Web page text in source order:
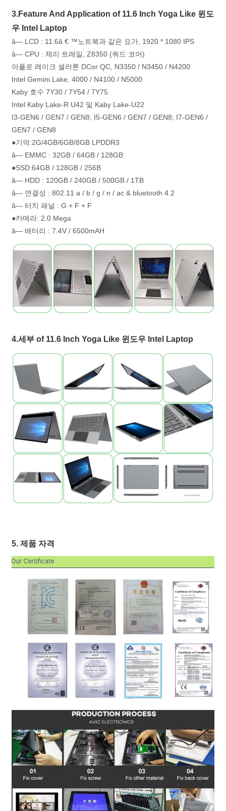
3.Feature And Application of 11.6 Inch Yoga Like 윈도
우 Intel Laptop
â— LCD : 11.6â € ™노트북과 같은 요가, 1920 * 1080 IPS
â— CPU : 체리 트레일, Z8350 (쿼드 코어)
아폴로 레이크 셀러론 DCor QC, N3350 / N3450 / N4200
Intel Gemini Lake, 4000 / N4100 / N5000
Kaby 호수 7Y30 / 7Y54 / 7Y75
Intel Kaby Lake-R U42 및 Kaby Lake-U22
I3-GEN6 / GEN7 / GEN8; I5-GEN6 / GEN7 / GEN8; I7-GEN6 /
GEN7 / GEN8
●기억:2G/4GB/6GB/8GB LPDDR3
â— EMMC : 32GB / 64GB / 128GB
●SSD:64GB / 128GB / 256B
â— HDD : 120GB / 240GB / 500GB / 1TB
â— 연결성 : 802.11 a / b / g / n / ac & bluetooth 4.2
â— 터치 패널 : G + F + F
●카메라: 2.0 Mega
â— 배터리 : 7.4V / 6500mAH
4.세부 of 11.6 Inch Yoga Like 윈도우 Intel Laptop
5. 제품 자격